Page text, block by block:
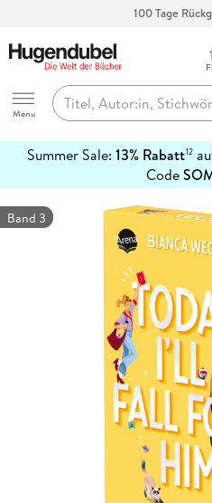
100 Tage
Hugendubel
Menu
Summer Sale: 13% Rabatt12
Code
erfahren
Band 3